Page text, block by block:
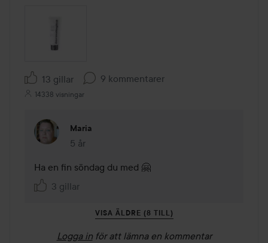
13 gillar 9 kommentarer
14338 visningar
Maria
5 år
Kommentaren lades 5 år
Ha en fin söndag du med 🤗
3 gillar
VISA ÄLDRE (8 TILL)
Logga in för att lämna en kommentar